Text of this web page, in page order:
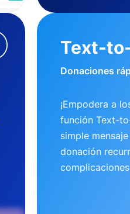
Text-
Donaciones
¡Empodera a
función Text-
simple
donación